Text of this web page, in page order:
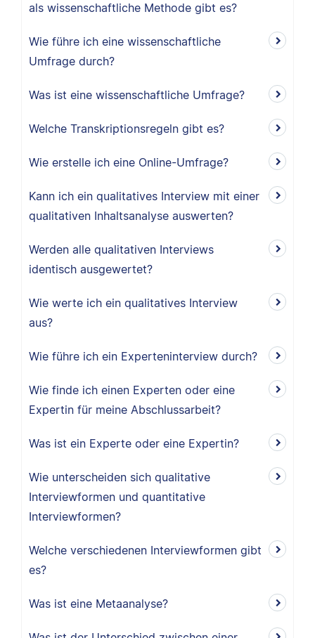
als wissenschaftliche Methode gibt es?
Wie führe ich eine wissenschaftliche
Umfrage durch?
Was ist eine wissenschaftliche Umfrage?
Welche Transkriptionsregeln gibt es?
Wie erstelle ich eine Online-Umfrage?
Kann ich ein qualitatives Interview mit einer
qualitativen Inhaltsanalyse auswerten?
Werden alle qualitativen Interviews
identisch ausgewertet?
Wie werte ich ein qualitatives Interview
aus?
Wie führe ich ein Experteninterview durch?
Wie finde ich einen Experten oder eine
Expertin für meine Abschlussarbeit?
Was ist ein Experte oder eine Expertin?
Wie unterscheiden sich qualitative
Interviewformen und quantitative
Interviewformen?
Welche verschiedenen Interviewformen gibt
es?
Was ist eine Metaanalyse?